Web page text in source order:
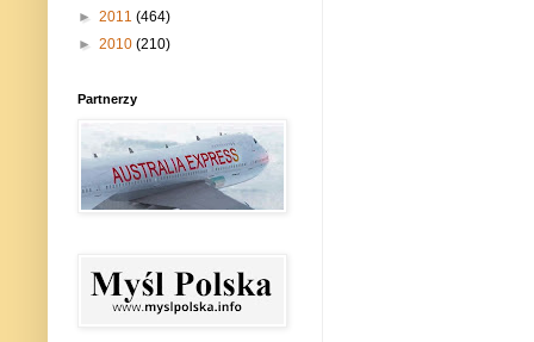
► 2011 (464)
► 2010 (210)
Partnerzy